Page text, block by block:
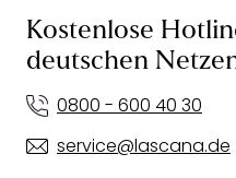
Kostenlose
deutschen
0800 - 600 40 30
service@lascana.de